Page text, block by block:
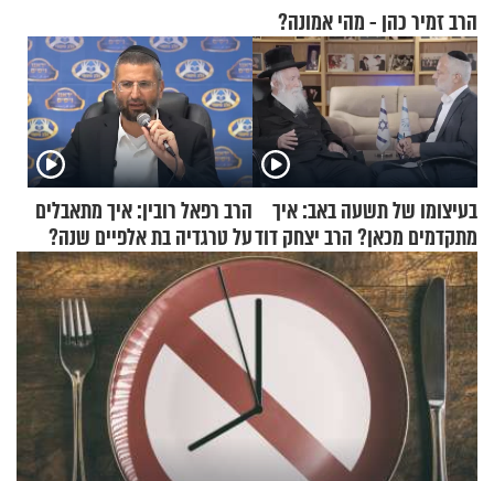
הרב זמיר כהן - מהי אמונה?
בעיצומו של תשעה באב: איך
מתקדמים מכאן? הרב יצחק דוד
גרוסמן בשיחה מיוחדת
הרב רפאל רובין: איך מתאבלים
על טרגדיה בת אלפיים שנה?